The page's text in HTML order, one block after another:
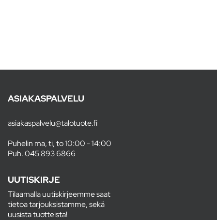
ASIAKASPALVELU
asiakaspalvelu@talotuote.fi
Puhelin ma, ti, to 10:00 - 14:00
Puh.045 893 6866
UUTISKIRJE
Tilaamalla uutiskirjeemme saat
tietoa tarjouksistamme, sekä
uusista tuotteista!